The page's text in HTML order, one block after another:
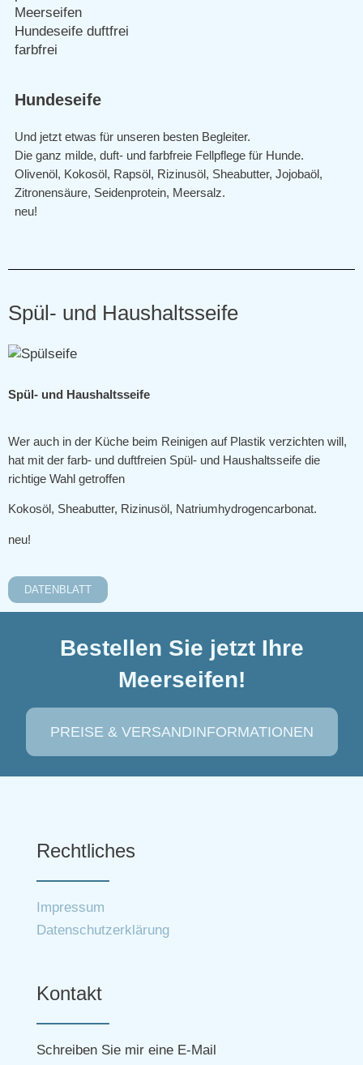
Hundeseife
Und jetzt etwas für unseren besten Begleiter.
Die ganz milde, duft- und farbfreie Fellpflege für Hunde.
Olivenöl, Kokosöl, Rapsöl, Rizinusöl, Sheabutter, Jojobaöl,
Zitronensäure, Seidenprotein, Meersalz.
neu!
Spül- und Haushaltsseife
Spül- und Haushaltsseife
Wer auch in der Küche beim Reinigen auf Plastik verzichten will,
hat mit der farb- und duftfreien Spül- und Haushaltsseife die
richtige Wahl getroffen
Kokosöl, Sheabutter, Rizinusöl, Natriumhydrogencarbonat.
neu!
DATENBLATT
Bestellen Sie jetzt Ihre
Meerseifen!
PREISE & VERSANDINFORMATIONEN
Rechtliches
Impressum
Datenschutzerklärung
Kontakt
Schreiben Sie mir eine E-Mail